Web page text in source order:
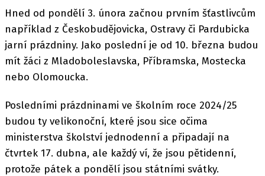
Hned od pondělí 3. února začnou prvním šťastlivcům
například z Českobudějovicka, Ostravy či Pardubicka
jarní prázdniny. Jako poslední je od 10. března budou
mít žáci z Mladoboleslavska, Příbramska, Mostecka
nebo Olomoucka.
Posledními prázdninami ve školním roce 2024/25
budou ty velikonoční, které jsou sice očima
ministerstva školství jednodenní a připadají na
čtvrtek 17. dubna, ale každý ví, že jsou pětidenní,
protože pátek a pondělí jsou státními svátky.